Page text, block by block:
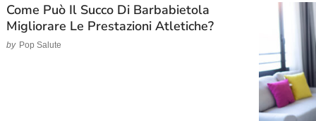
Come Può Il Succo Di Barbabietola
Migliorare Le Prestazioni Atletiche?
by Pop Salute